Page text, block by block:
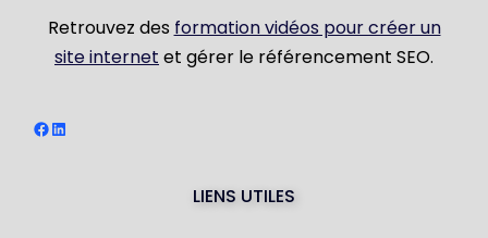
Retrouvez des formation vidéos pour créer un
site internet et gérer le référencement SEO.
Facebook
LinkedIn
LIENS UTILES